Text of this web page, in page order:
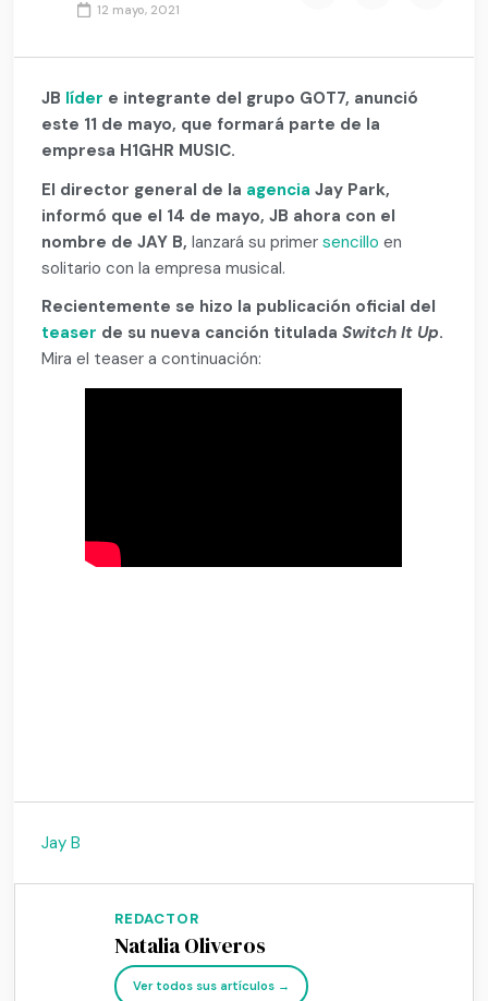
12 mayo, 2021
JB líder e integrante del grupo GOT7, anunció
este 11 de mayo, que formará parte de la
empresa H1GHR MUSIC.
El director general de la agencia Jay Park,
informó que el 14 de mayo, JB ahora con el
nombre de JAY B,lanzará su primersencillo en
solitario con la empresa musical.
Recientemente se hizo la publicación oficial del
teaser de su nueva canción tituladaSwitch It Up.
Mira el teaser a continuación:
Jay B
REDACTOR
Natalia Oliveros
Ver todos sus artículos →